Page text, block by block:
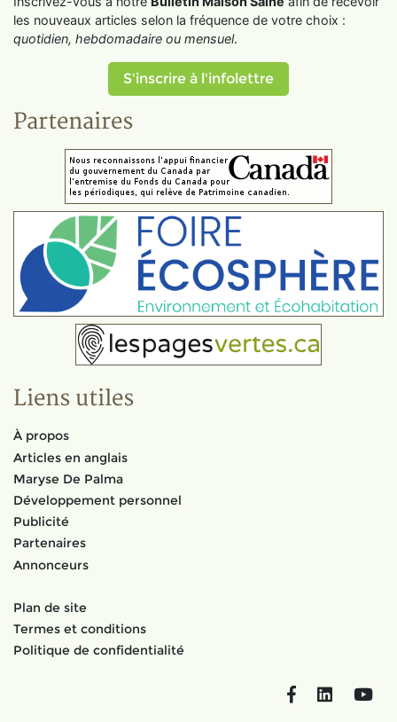
les nouveaux articles selon la fréquence de votre choix :
quotidien, hebdomadaire ou mensuel.
S'inscrire à l'infolettre
Partenaires
Liens utiles
À propos
Articles en anglais
Maryse De Palma
Développement personnel
Publicité
Partenaires
Annonceurs
Plan de site
Termes et conditions
Politique de confidentialité
FacebookLinkedIn